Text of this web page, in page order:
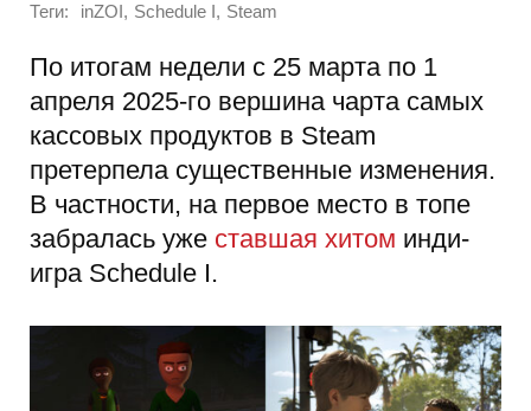
Теги: inZOI , Schedule I , Steam
По итогам недели с 25 марта по 1
апреля 2025-го вершина чарта самых
кассовых продуктов в Steam
претерпела существенные изменения.
В частности, на первое место в топе
забралась уже ставшая хитом инди-
игра Schedule I.